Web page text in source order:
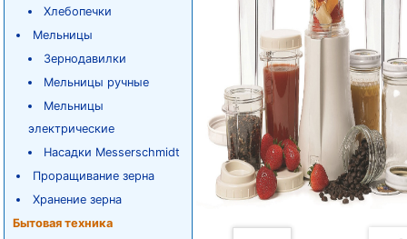
Хлебопечки
Мельницы
Зернодавилки
Мельницы ручные
Мельницы
электрические
Насадки Messerschmidt
Проращивание зерна
Хранение зерна
Бытовая техника